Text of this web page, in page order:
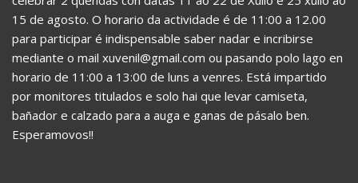
15 de agosto. O horario da actividade é de 11:00 a 12.00
para participar é indispensable saber nadar e incribirse
mediante o mail xuvenil@gmail.com ou pasando polo lago en
horario de 11:00 a 13:00 de luns a venres. Está impartido
por monitores titulados e solo hai que levar camiseta,
bañador e calzado para a auga e ganas de pásalo ben.
Esperamovos!!